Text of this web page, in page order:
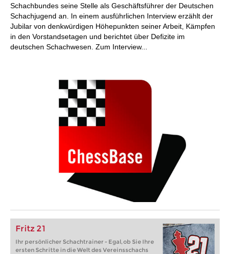
Schachbundes seine Stelle als Geschäftsführer der Deutschen
Schachjugend an. In einem ausführlichen Interview erzählt der
Jubilar von denkwürdigen Höhepunkten seiner Arbeit, Kämpfen
in den Vorstandsetagen und berichtet über Defizite im
deutschen Schachwesen. Zum Interview...
Fritz 21
Ihr persönlicher Schachtrainer - Egal, ob Sie Ihre
ersten Schritte in die Welt des Vereinsschachs